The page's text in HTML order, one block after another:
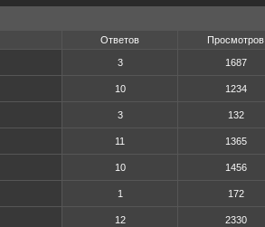
Ответов Просмотров
3 1687
10 1234
3 132
11 1365
10 1456
1 172
12 2330